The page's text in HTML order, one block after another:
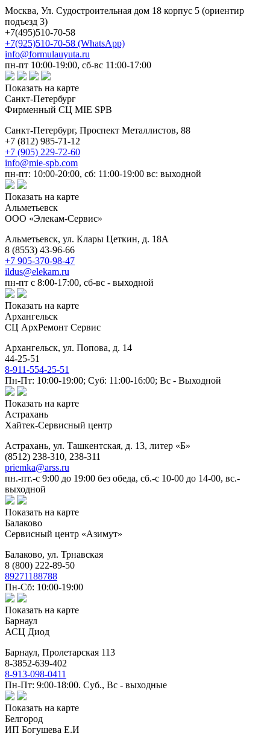
Москва, Ул. Судостроительная дом 18 корпус 5 (ориентир
подъезд 3)
+7(495)510-70-58
+7(925)510-70-58 (WhatsApp)
info@formulauyuta.ru
пн-пт 10:00-19:00, сб-вс 11:00-17:00
Показать на карте
Санкт-Петербург
Фирменный СЦ MIE SPB
Санкт-Петербург, Проспект Металлистов, 88
+7 (812) 985-71-12
+7 (905) 229-72-60
info@mie-spb.com
пн-пт: 10:00-20:00, сб: 11:00-19:00 вс: выходной
Показать на карте
Альметьевск
ООО «Элекам-Сервис»
Альметьевск, ул. Клары Цеткин, д. 18А
8 (8553) 43-96-66
+7 905-370-98-47
ildus@elekam.ru
пн-пт с 8:00-17:00, сб-вс - выходной
Показать на карте
Архангельск
СЦ АрхРемонт Сервис
Архангельск, ул. Попова, д. 14
44-25-51
8-911-554-25-51
Пн-Пт: 10:00-19:00; Суб: 11:00-16:00; Вс - Выходной
Показать на карте
Астрахань
Хайтек-Сервисный центр
Астрахань, ул. Ташкентская, д. 13, литер «Б»
(8512) 238-310, 238-311
priemka@arss.ru
пн.-пт.-с 9:00 до 19:00 без обеда, сб.-с 10-00 до 14-00, вс.-
выходной
Показать на карте
Балаково
Сервисный центр «Азимут»
Балаково, ул. Трнавская
8 (800) 222-89-50
89271188788
Пн-Сб: 10:00-19:00
Показать на карте
Барнаул
АСЦ Диод
Барнаул, Пролетарская 113
8-3852-639-402
8-913-098-0411
Пн-Пт: 9:00-18:00. Суб., Вс - выходные
Показать на карте
Белгород
ИП Богушева Е.И